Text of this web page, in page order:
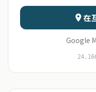
日期
資料僅
在
Google